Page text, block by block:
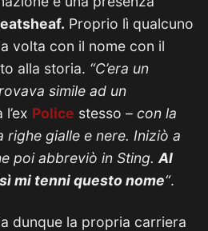
Proprio lì qualcuno
volta con il nome con il
alla storia. “C’era un
simile ad un
Police stesso – con la
righe gialle e nere. Iniziò a
poi abbreviò in Sting. Al
mi tenni questo nome“.
dunque la propria carriera